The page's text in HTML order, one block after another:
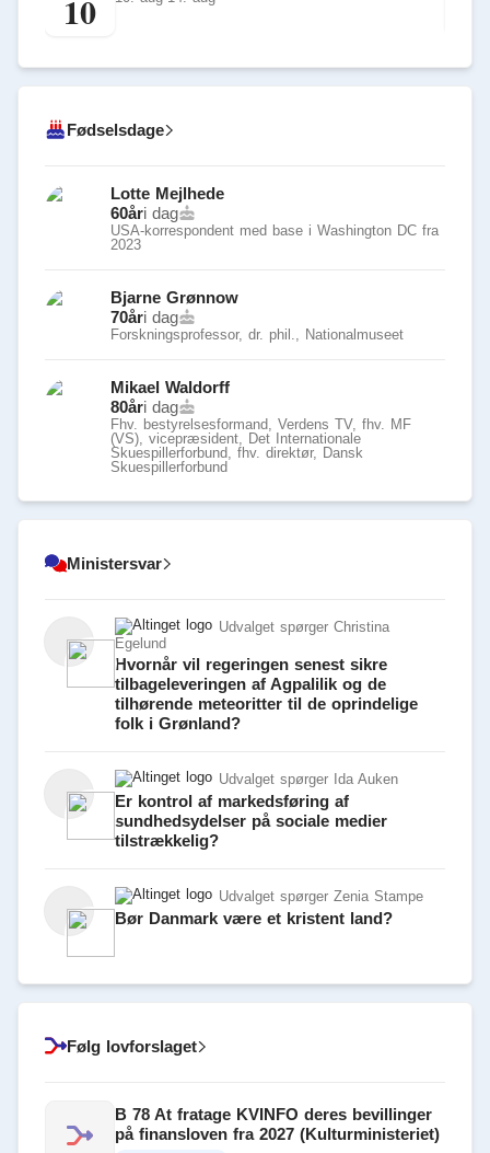
10
Fødselsdage
Lotte Mejlhede
60åri dag
USA-korrespondent med base i Washington DC fra
2023
Bjarne Grønnow
70åri dag
Forskningsprofessor, dr. phil., Nationalmuseet
Mikael Waldorff
80åri dag
Fhv. bestyrelsesformand, Verdens TV, fhv. MF
(VS), vicepræsident, Det Internationale
Skuespillerforbund, fhv. direktør, Dansk
Skuespillerforbund
Ministersvar
Udvalget spørger Christina
Egelund
Hvornår vil regeringen senest sikre
tilbageleveringen af Agpalilik og de
tilhørende meteoritter til de oprindelige
folk i Grønland?
Udvalget spørger Ida Auken
Er kontrol af markedsføring af
sundhedsydelser på sociale medier
tilstrækkelig?
Udvalget spørger Zenia Stampe
Bør Danmark være et kristent land?
Følg lovforslaget
B 78 At fratage KVINFO deres bevillinger
på finansloven fra 2027 (Kulturministeriet)